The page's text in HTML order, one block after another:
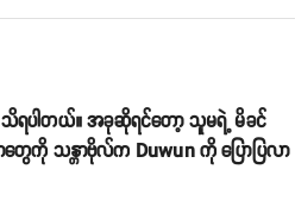
ရပါတယ်။ အခုဆိုရင်တော့ သူမရဲ့ မိခင်
ကို သန္တာဗိုလ်က Duwun ကို ပြောပြလာ